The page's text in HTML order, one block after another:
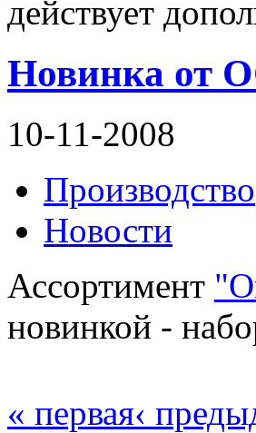
действует
Новинка от
10-11-2008
Производство
Новости
Ассортимент
новинкой -
« первая‹